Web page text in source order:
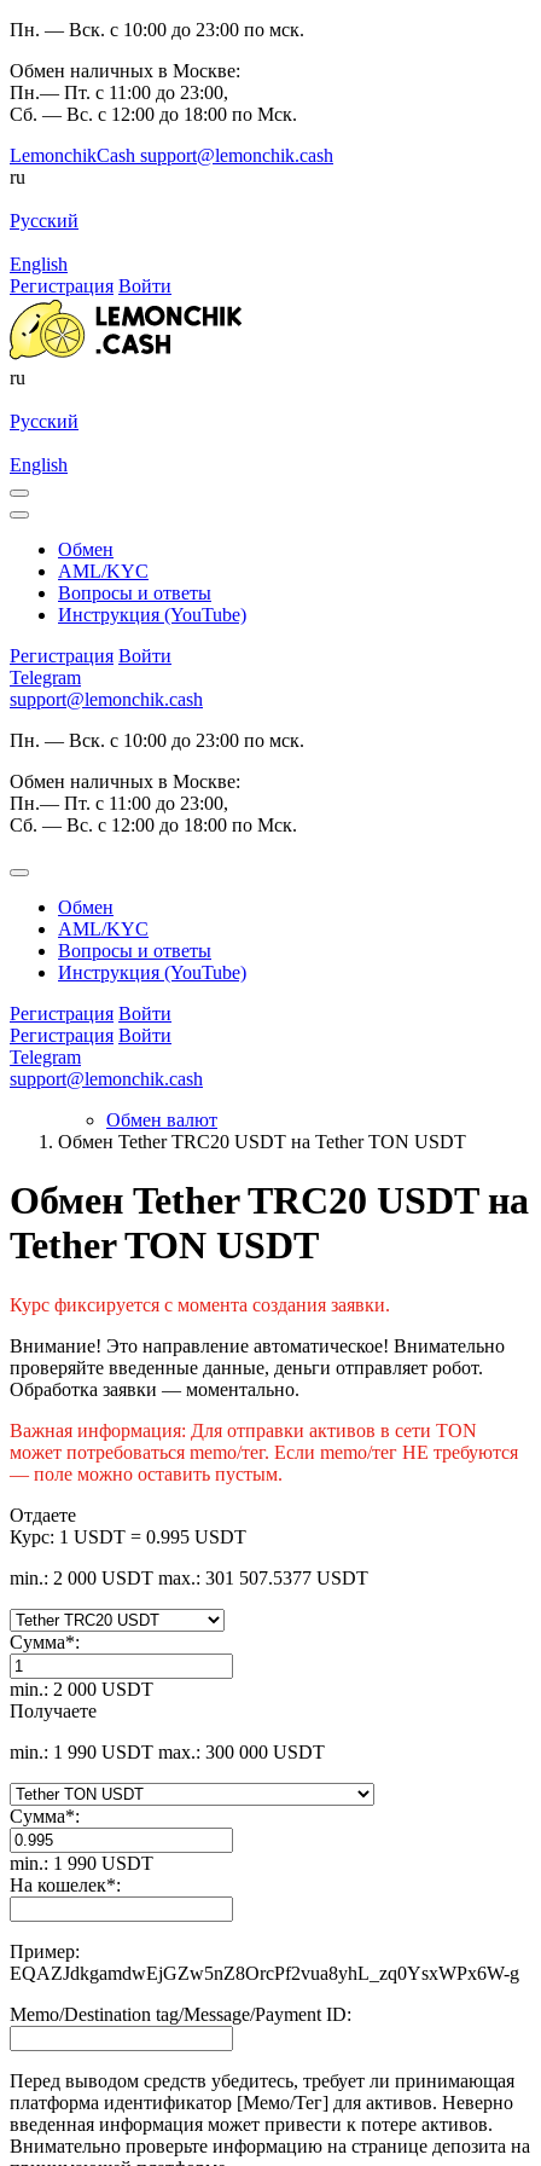
Пн. — Вск. с 10:00 до 23:00 по мск.
Обмен наличных в Москве:
Пн.— Пт. с 11:00 до 23:00,
Сб. — Вс. с 12:00 до 18:00 по Мск.
LemonchikCash support@lemonchik.cash
ru
Русский
English
Регистрация Войти
ru
Русский
English
Обмен
AML/KYC
Вопросы и ответы
Инструкция (YouTube)
Регистрация Войти
Telegram
support@lemonchik.cash
Пн. — Вск. с 10:00 до 23:00 по мск.
Обмен наличных в Москве:
Пн.— Пт. с 11:00 до 23:00,
Сб. — Вс. с 12:00 до 18:00 по Мск.
Обмен
AML/KYC
Вопросы и ответы
Инструкция (YouTube)
Регистрация Войти
Регистрация Войти
Telegram
support@lemonchik.cash
Обмен валют
Обмен Tether TRC20 USDT на Tether TON USDT
Обмен Tether TRC20 USDT на
Tether TON USDT
Курс фиксируется с момента создания заявки.
Внимание! Это направление автоматическое! Внимательно
проверяйте введенные данные, деньги отправляет робот.
Обработка заявки — моментально.
Важная информация: Для отправки активов в сети TON
может потребоваться memo/тег. Если memo/тег НЕ требуются
— поле можно оставить пустым.
Отдаете
Курс: 1 USDT = 0.995 USDT
min.: 2 000 USDT max.: 301 507.5377 USDT
Сумма*:
min.: 2 000 USDT
Получаете
min.: 1 990 USDT max.: 300 000 USDT
Сумма*:
min.: 1 990 USDT
На кошелек*:
Пример:
EQAZJdkgamdwEjGZw5nZ8OrcPf2vua8yhL_zq0YsxWPx6W-g
Memo/Destination tag/Message/Payment ID:
Перед выводом средств убедитесь, требует ли принимающая
платформа идентификатор [Мемо/Тег] для активов. Неверно
введенная информация может привести к потере активов.
Внимательно проверьте информацию на странице депозита на